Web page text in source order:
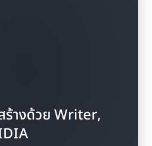
างด้วย Writer,